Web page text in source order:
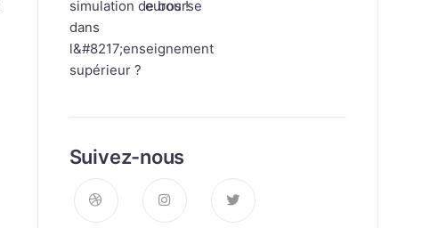
euros !
Suivez-nous